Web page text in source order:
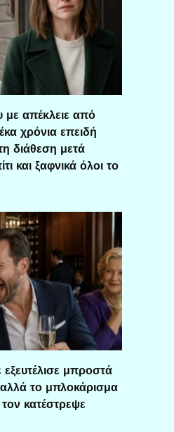
με απέκλειε από
χρόνια επειδή
διάθεση μετά
και ξαφνικά όλοι το
μπροστά
το μπλοκάρισμα
κατέστρεψε